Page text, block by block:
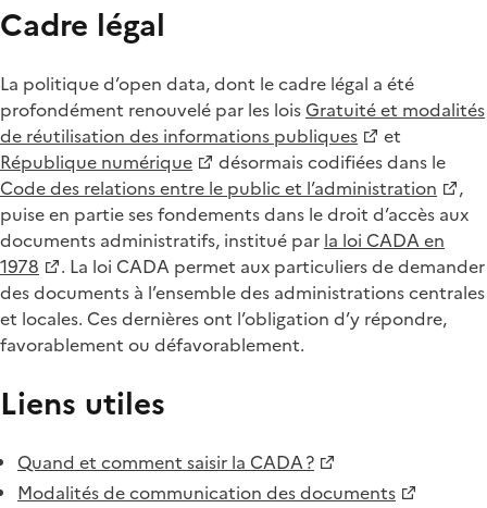
Cadre légal
La politique d’open data, dont le cadre légal a été
profondément renouvelé par les loisGratuité et modalités
de réutilisation des informations publiques
et
République numérique
désormais codifiées dans le
Code des relations entre le public et l’administration
,
puise en partie ses fondements dans le droit d’accès aux
documents administratifs, institué par la loi CADA en
1978
. La loi CADA permet aux particuliers de demander
des documents à l’ensemble des administrations centrales
et locales. Ces dernières ont l’obligation d’y répondre,
favorablement ou défavorablement.
Liens utiles
Quand et comment saisir la CADA ?
Modalités de communication des documents